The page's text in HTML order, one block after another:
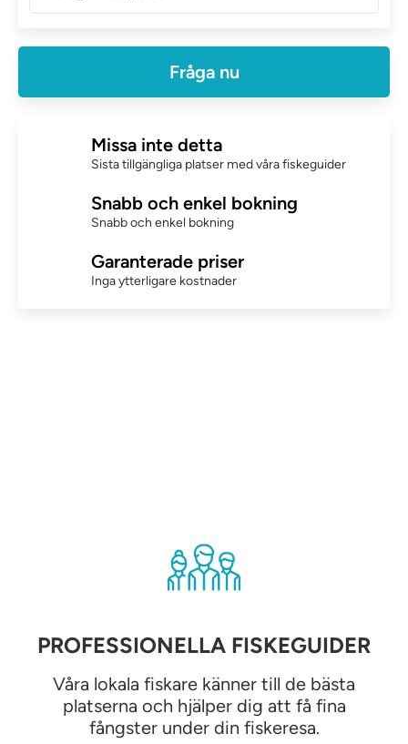
Fråga nu
Missa inte detta
Sista tillgängliga platser med våra fiskeguider
Snabb och enkel bokning
Snabb och enkel bokning
Garanterade priser
Inga ytterligare kostnader
PROFESSIONELLA FISKEGUIDER
Våra lokala fiskare känner till de bästa
platserna och hjälper dig att få fina
fångster under din fiskeresa.